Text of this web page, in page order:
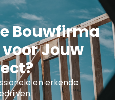
Bouwfirma
Jouw
en erkende